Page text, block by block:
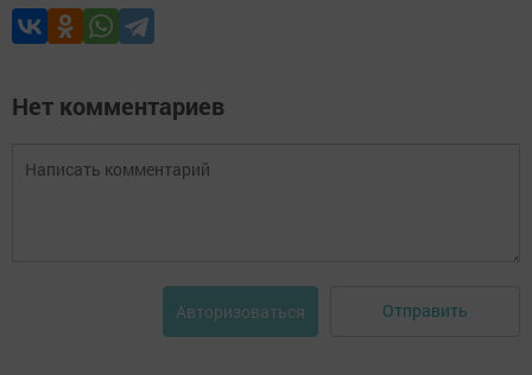
Нет комментариев
Авторизоваться Отправить